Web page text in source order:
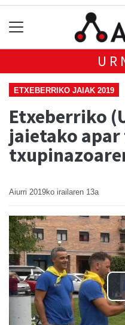
ETXEBERRIKO JAIAK 2019
Etxeberriko
jaietako
Aiurri 2019ko irailaren 13a